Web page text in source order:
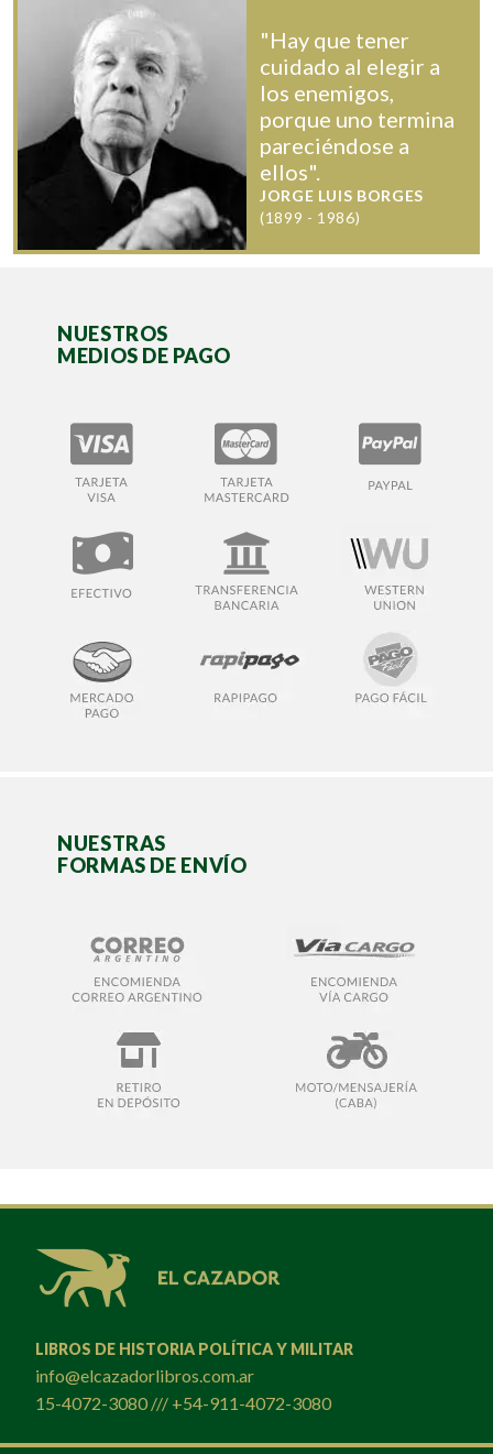
"Hay que tener
cuidado al elegir a
los enemigos,
porque uno termina
pareciéndose a
ellos".
JORGE LUIS BORGES
(1899 - 1986)
NUESTROS
MEDIOS DE PAGO
NUESTRAS
FORMAS DE ENVÍO
LIBROS DE HISTORIA POLÍTICA Y MILITAR
info@elcazadorlibros.com.ar
15-4072-3080 /// +54-911-4072-3080